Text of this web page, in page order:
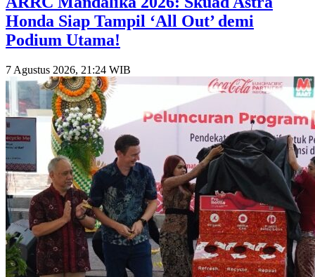
Honda Siap Tampil ‘All Out’ demi
Podium Utama!
7 Agustus 2026, 21:24 WIB